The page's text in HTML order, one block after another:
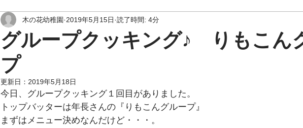
グループクッキング♪ りもこん
プ
木の花幼稚園 2019年5月15日 読了時間: 4分
更新日： 2019年5月18日
今日、グループクッキング１回目がありました。
トップバッターは年長さんの『りもこんグループ』
まずはメニュー決めなんだけど・・・。